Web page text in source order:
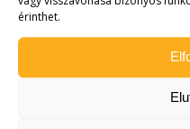
érinthet.
Adománygyűjtő